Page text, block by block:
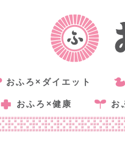
おふろ×ダイエット
おふろ×健康 お